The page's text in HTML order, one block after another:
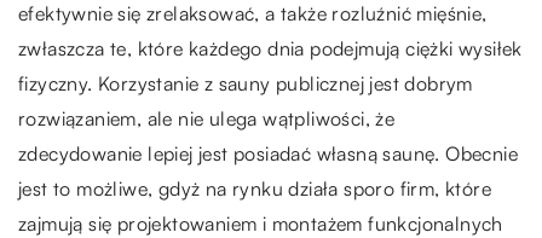
efektywnie się zrelaksować, a także rozluźnić mięśnie,
zwłaszcza te, które każdego dnia podejmują ciężki wysiłek
fizyczny. Korzystanie z sauny publicznej jest dobrym
rozwiązaniem, ale nie ulega wątpliwości, że
zdecydowanie lepiej jest posiadać własną saunę. Obecnie
jest to możliwe, gdyż na rynku działa sporo firm, które
zajmują się projektowaniem i montażem funkcjonalnych